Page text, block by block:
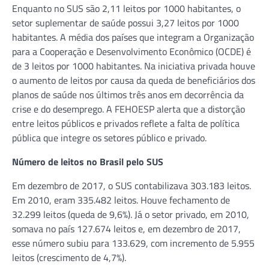
Enquanto no SUS são 2,11 leitos por 1000 habitantes, o
setor suplementar de saúde possui 3,27 leitos por 1000
habitantes. A média dos países que integram a Organização
para a Cooperação e Desenvolvimento Econômico (OCDE) é
de 3 leitos por 1000 habitantes. Na iniciativa privada houve
o aumento de leitos por causa da queda de beneficiários dos
planos de saúde nos últimos três anos em decorrência da
crise e do desemprego. A FEHOESP alerta que a distorção
entre leitos públicos e privados reflete a falta de política
pública que integre os setores público e privado.
Número de leitos no Brasil pelo SUS
Em dezembro de 2017, o SUS contabilizava 303.183 leitos.
Em 2010, eram 335.482 leitos. Houve fechamento de
32.299 leitos (queda de 9,6%). Já o setor privado, em 2010,
somava no país 127.674 leitos e, em dezembro de 2017,
esse número subiu para 133.629, com incremento de 5.955
leitos (crescimento de 4,7%).